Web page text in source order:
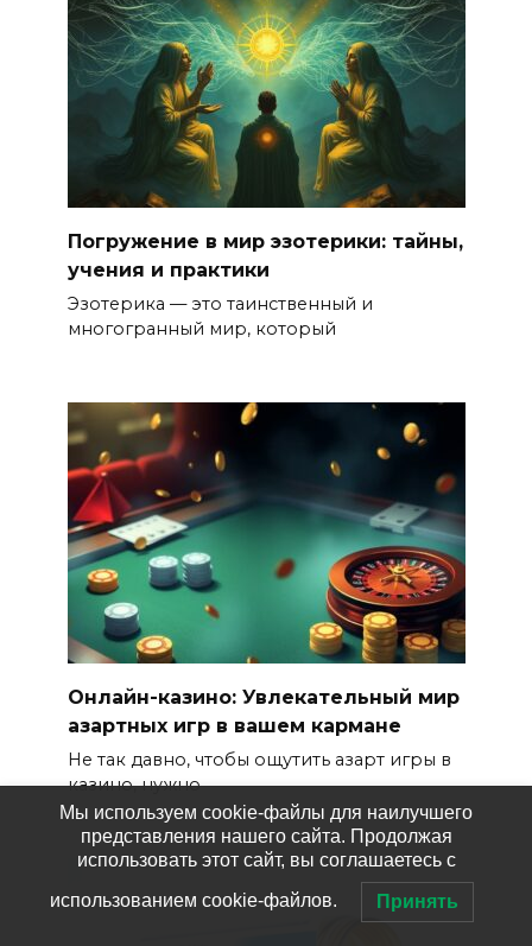
Погружение в мир эзотерики: тайны,
учения и практики
Эзотерика — это таинственный и
многогранный мир, который
Онлайн-казино: Увлекательный мир
азартных игр в вашем кармане
Не так давно, чтобы ощутить азарт игры в
казино, нужно
Мы используем cookie-файлы для наилучшего
представления нашего сайта. Продолжая
использовать этот сайт, вы соглашаетесь с
использованием cookie-файлов. Принять